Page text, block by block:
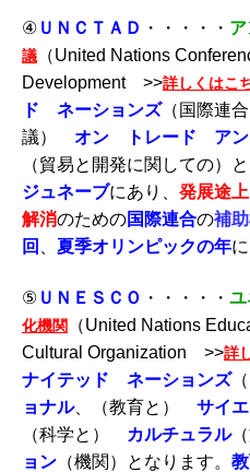
④ ＵＮＣＴＡＤ ・・・・・
議 （United Nations
Development >>詳しくはこ
ド ネーションズ（国際連
議） オン トレード アン
（貿易と開発に関しての）
ジュネーブにあり、 発展途
解消のための国際連合の補
回
夏季オリンピックの年
⑤ ＵＮＥＳＣＯ ・・・・・ ユ
化機関 （United Nations
Cultural Organization >>詳
ナイテッド ネーションズ
ョナル、（教育と） サイ
（科学と）
カルチュラル
ョン （機関）となります。